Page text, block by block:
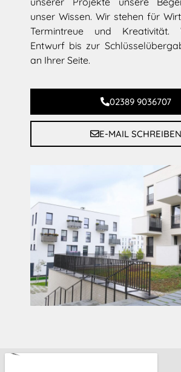
unser Wissen. Wir stehen für
Termintreue und Kreativität.
Entwurf bis zur
an Ihrer Seite.
02389 9036707
E-MAIL SCHREIBEN